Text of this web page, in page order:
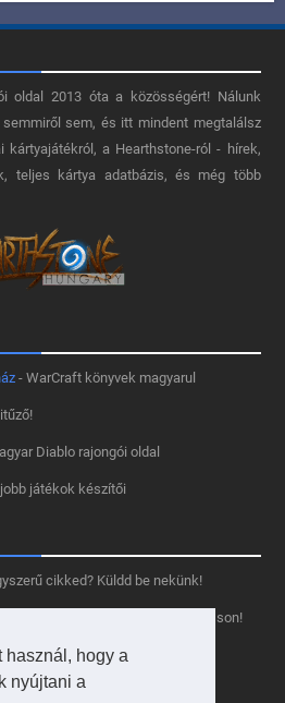
használ, hogy a
nyújtani a
oldal 2013 óta a közösségért! Nálunk
sem, és itt mindent megtalálsz
kártyajátékról, a Hearthstone-ról - hírek,
teljes kártya adatbázis, és még több
- WarCraft könyvek magyarul
Diablo rajongói oldal
játékok készítői
cikked? Küldd be nekünk!
oldal? Segíts, hogy fennmaradhasson!
velünk kapcsolatba!
oldaladon is!